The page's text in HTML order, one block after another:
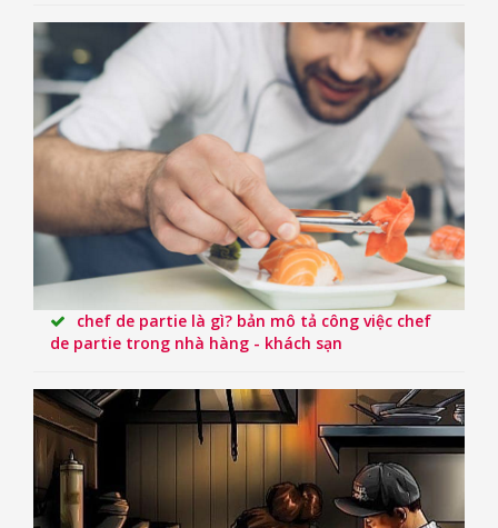
chef de partie là gì? bản mô tả công việc chef
de partie trong nhà hàng - khách sạn